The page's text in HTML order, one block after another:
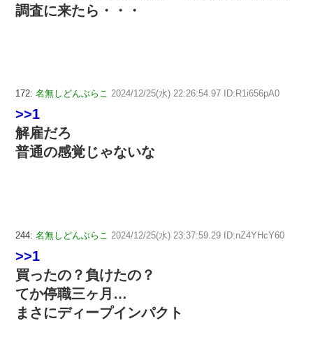
調査に来たら・・・
172: 名無しどんぶらこ 2024/12/25(水) 22:26:54.97 ID:R1i656pA0
>>1
解雇だろ
普通の感覚じゃないな
244: 名無しどんぶらこ 2024/12/25(水) 23:37:59.29 ID:nZ4YHcY60
>>1
買ったの？負けたの？
てか停職三ヶ月…
まさにディープインパクト